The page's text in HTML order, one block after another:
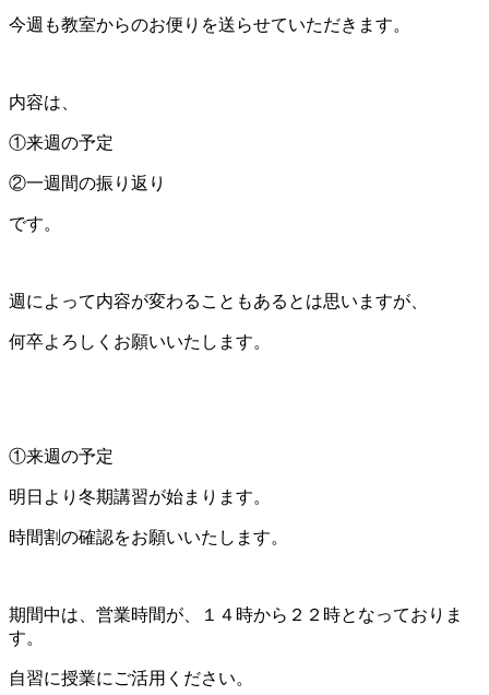
今週も教室からのお便りを送らせていただきます。
内容は、
①来週の予定
②一週間の振り返り
です。
週によって内容が変わることもあるとは思いますが、
何卒よろしくお願いいたします。
①来週の予定
明日より冬期講習が始まります。
時間割の確認をお願いいたします。
期間中は、営業時間が、１４時から２２時となっておりま
す。
自習に授業にご活用ください。